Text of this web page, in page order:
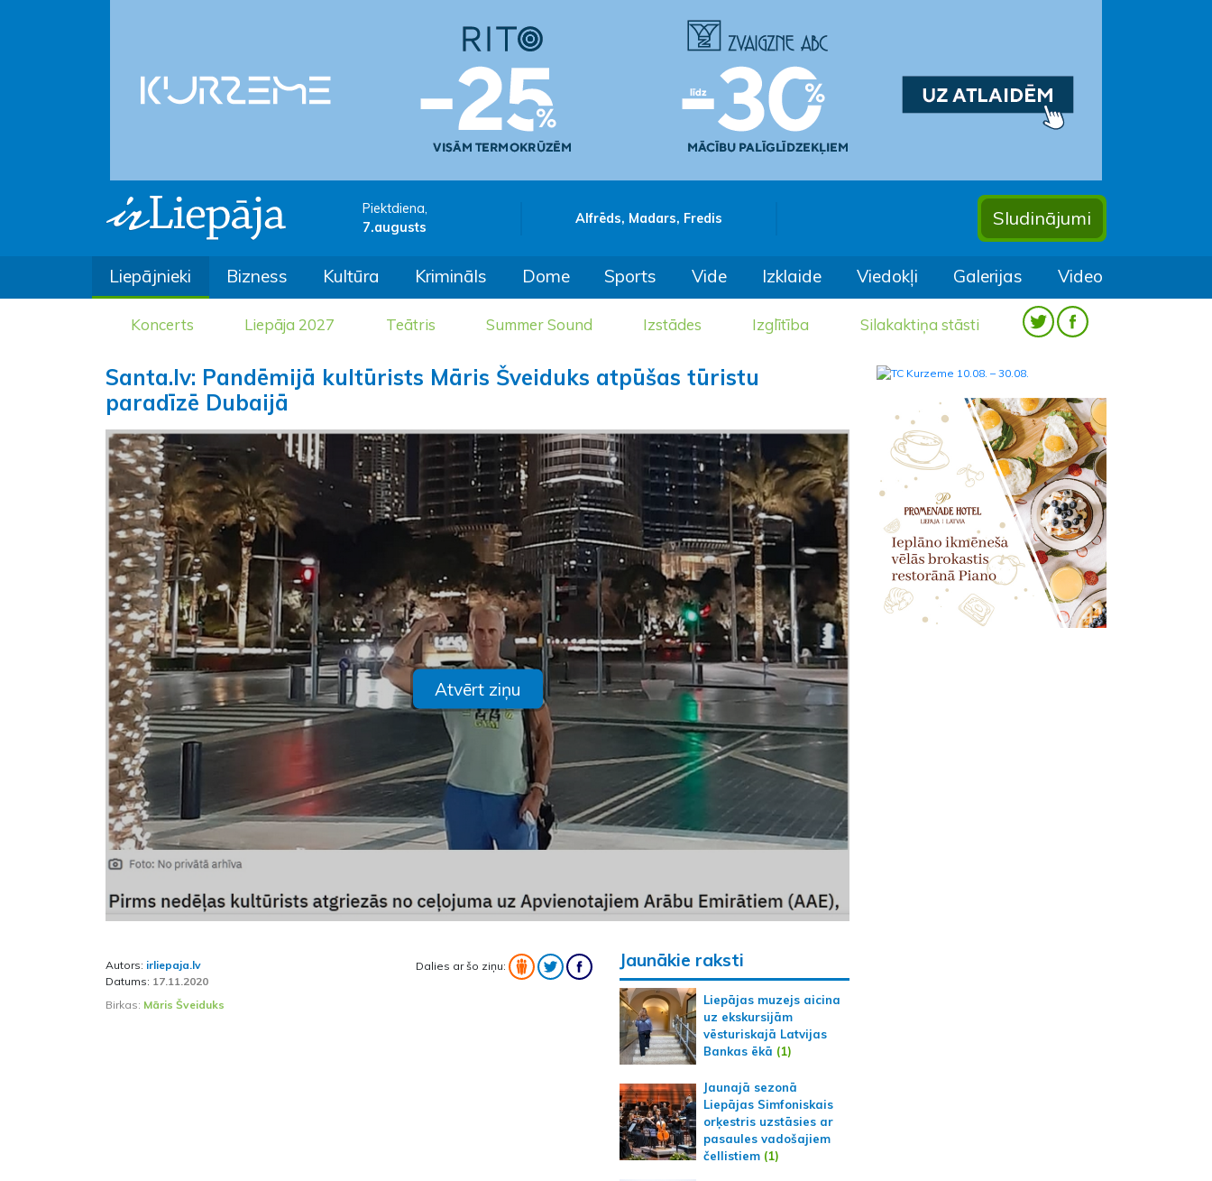
Piektdiena,
7.augusts
Alfrēds, Madars, Fredis Sludinājumi
Liepājnieki Bizness Kultūra Krimināls Dome Sports Vide Izklaide Viedokļi Galerijas Video
Koncerts Liepāja 2027 Teātris Summer Sound Izstādes Izglītība Silakaktiņa stāsti
Santa.lv: Pandēmijā kultūrists Māris Šveiduks atpūšas tūristu
paradīzē Dubaijā
Atvērt ziņu
Autors: irliepaja.lv
Datums: 17.11.2020
Dalies ar šo ziņu:
Birkas: Māris Šveiduks
Jaunākie raksti
Liepājas muzejs aicina
uz ekskursijām
vēsturiskajā Latvijas
Bankas ēkā (1)
Jaunajā sezonā
Liepājas Simfoniskais
orķestris uzstāsies ar
pasaules vadošajiem
čellistiem(1)